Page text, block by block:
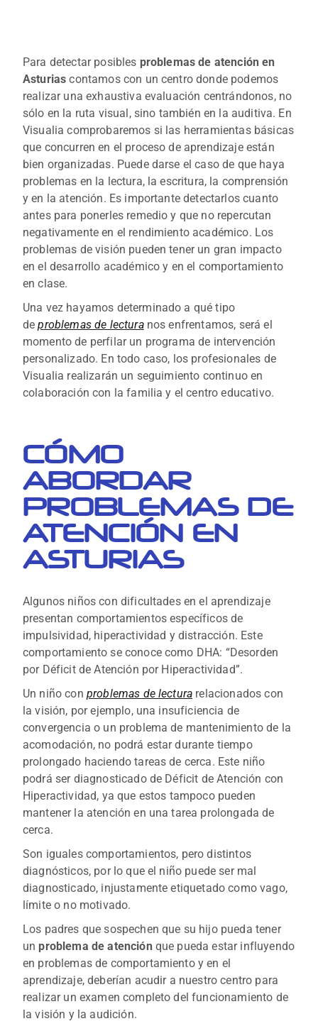
Para detectar posibles problemas de atención en
Asturiascontamos con un centro donde podemos
realizar una exhaustiva evaluación centrándonos, no
sólo en la ruta visual, sino también en la auditiva. En
Visualia comprobaremos si las herramientas básicas
que concurren en el proceso de aprendizaje están
bien organizadas. Puede darse el caso de que haya
problemas en la lectura, la escritura, la comprensión
y en la atención. Es importante detectarlos cuanto
antes para ponerles remedio y que no repercutan
negativamente en el rendimiento académico. Los
problemas de visión pueden tener un gran impacto
en el desarrollo académico y en el comportamiento
en clase.
Una vez hayamos determinado a qué tipo
deproblemas de lecturanos enfrentamos, será el
momento de perfilar un programa de intervención
personalizado. En todo caso, los profesionales de
Visualia realizarán un seguimiento continuo en
colaboración con la familia y el centro educativo.
CÓMO
ABORDAR
PROBLEMAS DE
ATENCIÓN EN
ASTURIAS
Algunos niños con dificultades en el aprendizaje
presentan comportamientos específicos de
impulsividad, hiperactividad y distracción. Este
comportamiento se conoce como DHA: “Desorden
por Déficit de Atención por Hiperactividad”.
Un niño con problemas de lectura relacionados con
la visión, por ejemplo, una insuficiencia de
convergencia o un problema de mantenimiento de la
acomodación, no podrá estar durante tiempo
prolongado haciendo tareas de cerca. Este niño
podrá ser diagnosticado de Déficit de Atención con
Hiperactividad, ya que estos tampoco pueden
mantener la atención en una tarea prolongada de
cerca.
Son iguales comportamientos, pero distintos
diagnósticos, por lo que el niño puede ser mal
diagnosticado, injustamente etiquetado como vago,
límite o no motivado.
Los padres que sospechen que su hijo pueda tener
un problema de atención que pueda estar influyendo
en problemas de comportamiento y en el
aprendizaje, deberían acudir a nuestro centro para
realizar un examen completo del funcionamiento de
la visión y la audición.